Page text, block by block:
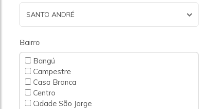
SANTO ANDRÉ
Bairro
Bangú
Campestre
Casa Branca
Centro
Cidade São Jorge